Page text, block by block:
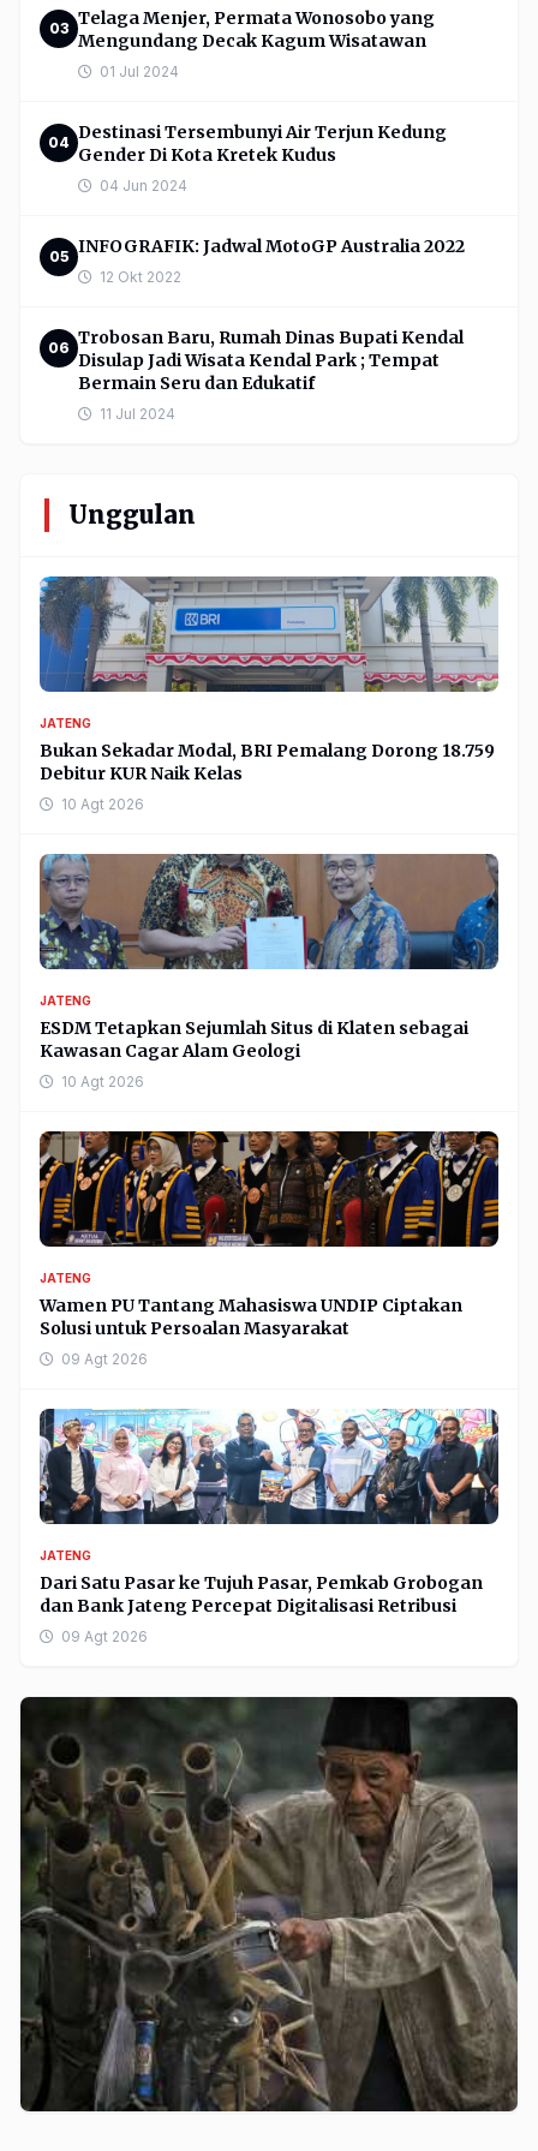
03 Telaga Menjer, Permata Wonosobo yang
Mengundang Decak Kagum Wisatawan
01 Jul 2024
04 Destinasi Tersembunyi Air Terjun Kedung
Gender Di Kota Kretek Kudus
04 Jun 2024
05 INFOGRAFIK: Jadwal MotoGP Australia 2022
12 Okt 2022
06 Trobosan Baru, Rumah Dinas Bupati Kendal
Disulap Jadi Wisata Kendal Park ; Tempat
Bermain Seru dan Edukatif
11 Jul 2024
Unggulan
JATENG
Bukan Sekadar Modal, BRI Pemalang Dorong 18.759
Debitur KUR Naik Kelas
10 Agt 2026
JATENG
ESDM Tetapkan Sejumlah Situs di Klaten sebagai
Kawasan Cagar Alam Geologi
10 Agt 2026
JATENG
Wamen PU Tantang Mahasiswa UNDIP Ciptakan
Solusi untuk Persoalan Masyarakat
09 Agt 2026
JATENG
Dari Satu Pasar ke Tujuh Pasar, Pemkab Grobogan
dan Bank Jateng Percepat Digitalisasi Retribusi
09 Agt 2026